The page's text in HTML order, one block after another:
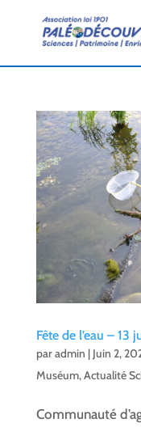
Fête de l’eau – 13
paradmin | Juin 2,
Muséum,Actualité
Communauté